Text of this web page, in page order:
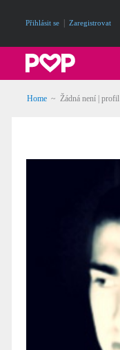
Přihlásit se Zaregistrovat
Home ~ Žádná není | profil